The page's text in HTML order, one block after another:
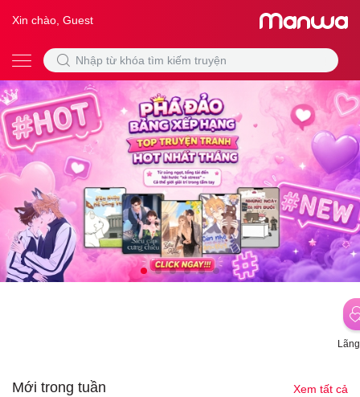
Xin chào, Guest
Mới trong tuần Xem tất cả